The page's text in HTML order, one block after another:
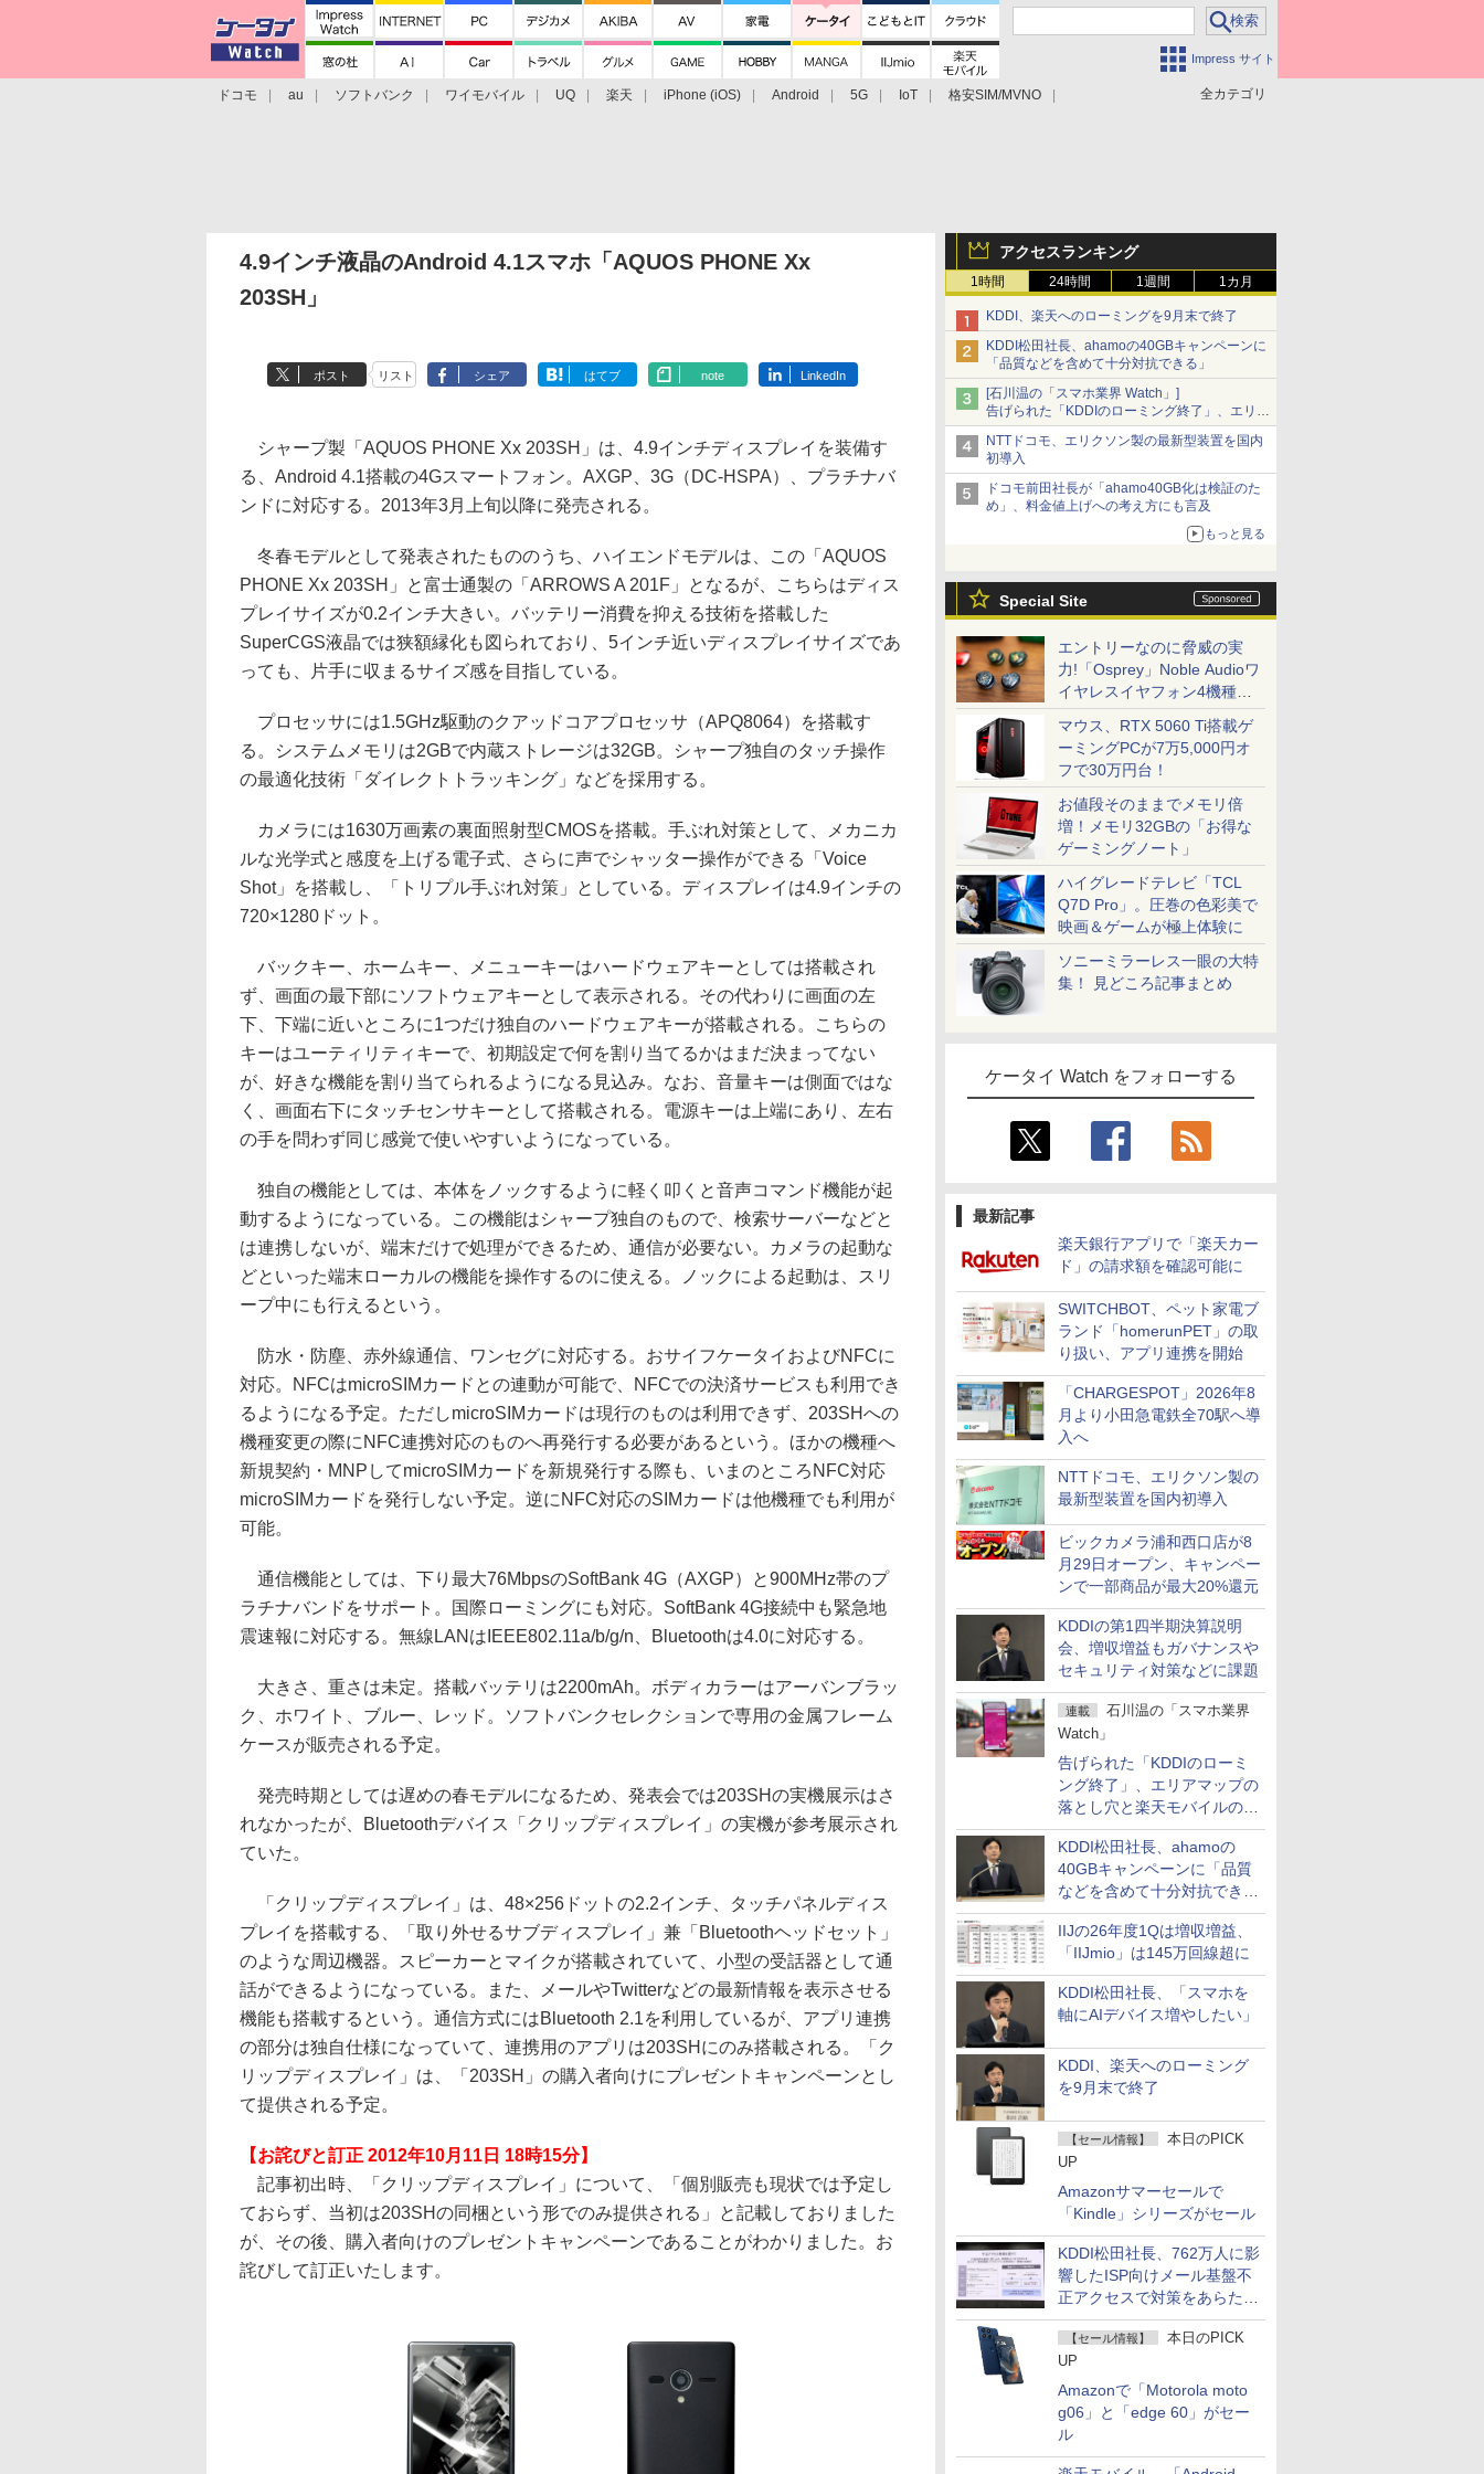
Impress サイト
全カテゴリ
ドコモ au ソフトバンク ワイモバイル UQ 楽天 iPhone (iOS) Android 5G IoT
格安SIM/MVNO
アクセスランキング
1時間 24時間 1週間 1カ月
KDDI、楽天へのローミングを9月末で終了
KDDI松田社長、ahamoの40GBキャンペーンに
「品質などを含めて十分対抗できる」
[石川温の「スマホ業界 Watch」]
告げられた「KDDIのローミング終了」、エリア
マップの落とし穴と楽天モバイルの課題
NTTドコモ、エリクソン製の最新型装置を国内
初導入
ドコモ前田社長が「ahamo40GB化は検証のた
め」、料金値上げへの考え方にも言及
もっと見る
Special Site
エントリーなのに脅威の実
力!「Osprey」Noble Audioワ
イヤレスイヤフォン4機種を
一気に聴く
マウス、RTX 5060 Ti搭載ゲ
ーミングPCが7万5,000円オ
フで30万円台！
お値段そのままでメモリ倍
増！メモリ32GBの「お得な
ゲーミングノート」
ハイグレードテレビ「TCL
Q7D Pro」。圧巻の色彩美で
映画＆ゲームが極上体験に
ソニーミラーレス一眼の大特
集！ 見どころ記事まとめ
ケータイ Watch をフォローする
最新記事
楽天銀行アプリで「楽天カー
ド」の請求額を確認可能に
SWITCHBOT、ペット家電ブ
ランド「homerunPET」の取
り扱い、アプリ連携を開始
「CHARGESPOT」2026年8
月より小田急電鉄全70駅へ導
入へ
NTTドコモ、エリクソン製の
最新型装置を国内初導入
ビックカメラ浦和西口店が8
月29日オープン、キャンペー
ンで一部商品が最大20%還元
KDDIの第1四半期決算説明
会、増収増益もガバナンスや
セキュリティ対策などに課題
連載
石川温の「スマホ業界
Watch」
告げられた「KDDIのローミ
ング終了」、エリアマップの
落とし穴と楽天モバイルの課
題
KDDI松田社長、ahamoの
40GBキャンペーンに「品質
などを含めて十分対抗でき
る」
IIJの26年度1Qは増収増益、
「IIJmio」は145万回線超に
KDDI松田社長、「スマホを
軸にAIデバイス増やしたい」
KDDI、楽天へのローミング
を9月末で終了
【セール情報】
本日のPICK
UP
Amazonサマーセールで
「Kindle」シリーズがセール
KDDI松田社長、762万人に影
響したISP向けメール基盤不
正アクセスで対策をあらため
て説明
【セール情報】
本日のPICK
UP
Amazonで「Motorola moto
g06」と「edge 60」がセー
ル
4.9インチ液晶のAndroid 4.1スマホ「AQUOS PHONE Xx
203SH」
ポスト リスト シェア はてブ note LinkedIn
シャープ製「AQUOS PHONE Xx 203SH」は、4.9インチディスプレイを装備す
る、Android 4.1搭載の4Gスマートフォン。AXGP、3G（DC-HSPA）、プラチナバ
ンドに対応する。2013年3月上旬以降に発売される。
冬春モデルとして発表されたもののうち、ハイエンドモデルは、この「AQUOS
PHONE Xx 203SH」と富士通製の「ARROWS A 201F」となるが、こちらはディス
プレイサイズが0.2インチ大きい。バッテリー消費を抑える技術を搭載した
SuperCGS液晶では狭額縁化も図られており、5インチ近いディスプレイサイズであ
っても、片手に収まるサイズ感を目指している。
プロセッサには1.5GHz駆動のクアッドコアプロセッサ（APQ8064）を搭載す
る。システムメモリは2GBで内蔵ストレージは32GB。シャープ独自のタッチ操作
の最適化技術「ダイレクトトラッキング」などを採用する。
カメラには1630万画素の裏面照射型CMOSを搭載。手ぶれ対策として、メカニカ
ルな光学式と感度を上げる電子式、さらに声でシャッター操作ができる「Voice
Shot」を搭載し、「トリプル手ぶれ対策」としている。ディスプレイは4.9インチの
720×1280ドット。
バックキー、ホームキー、メニューキーはハードウェアキーとしては搭載され
ず、画面の最下部にソフトウェアキーとして表示される。その代わりに画面の左
下、下端に近いところに1つだけ独自のハードウェアキーが搭載される。こちらの
キーはユーティリティキーで、初期設定で何を割り当てるかはまだ決まってない
が、好きな機能を割り当てられるようになる見込み。なお、音量キーは側面ではな
く、画面右下にタッチセンサキーとして搭載される。電源キーは上端にあり、左右
の手を問わず同じ感覚で使いやすいようになっている。
独自の機能としては、本体をノックするように軽く叩くと音声コマンド機能が起
動するようになっている。この機能はシャープ独自のもので、検索サーバーなどと
は連携しないが、端末だけで処理ができるため、通信が必要ない。カメラの起動な
どといった端末ローカルの機能を操作するのに使える。ノックによる起動は、スリ
ープ中にも行えるという。
防水・防塵、赤外線通信、ワンセグに対応する。おサイフケータイおよびNFCに
対応。NFCはmicroSIMカードとの連動が可能で、NFCでの決済サービスも利用でき
るようになる予定。ただしmicroSIMカードは現行のものは利用できず、203SHへの
機種変更の際にNFC連携対応のものへ再発行する必要があるという。ほかの機種へ
新規契約・MNPしてmicroSIMカードを新規発行する際も、いまのところNFC対応
microSIMカードを発行しない予定。逆にNFC対応のSIMカードは他機種でも利用が
可能。
通信機能としては、下り最大76MbpsのSoftBank 4G（AXGP）と900MHz帯のプ
ラチナバンドをサポート。国際ローミングにも対応。SoftBank 4G接続中も緊急地
震速報に対応する。無線LANはIEEE802.11a/b/g/n、Bluetoothは4.0に対応する。
大きさ、重さは未定。搭載バッテリは2200mAh。ボディカラーはアーバンブラッ
ク、ホワイト、ブルー、レッド。ソフトバンクセレクションで専用の金属フレーム
ケースが販売される予定。
発売時期としては遅めの春モデルになるため、発表会では203SHの実機展示はさ
れなかったが、Bluetoothデバイス「クリップディスプレイ」の実機が参考展示され
ていた。
「クリップディスプレイ」は、48×256ドットの2.2インチ、タッチパネルディス
プレイを搭載する、「取り外せるサブディスプレイ」兼「Bluetoothヘッドセット」
のような周辺機器。スピーカーとマイクが搭載されていて、小型の受話器として通
話ができるようになっている。また、メールやTwitterなどの最新情報を表示させる
機能も搭載するという。通信方式にはBluetooth 2.1を利用しているが、アプリ連携
の部分は独自仕様になっていて、連携用のアプリは203SHにのみ搭載される。「ク
リップディスプレイ」は、「203SH」の購入者向けにプレゼントキャンペーンとし
て提供される予定。
【お詫びと訂正 2012年10月11日 18時15分】
記事初出時、「クリップディスプレイ」について、「個別販売も現状では予定し
ておらず、当初は203SHの同梱という形でのみ提供される」と記載しておりました
が、その後、購入者向けのプレゼントキャンペーンであることがわかりました。お
詫びして訂正いたします。